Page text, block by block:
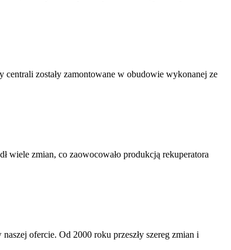
zostały zamontowane w obudowie wykonanej ze
wiele zmian, co zaowocowało produkcją rekuperatora
ofercie. Od 2000 roku przeszły szereg zmian i